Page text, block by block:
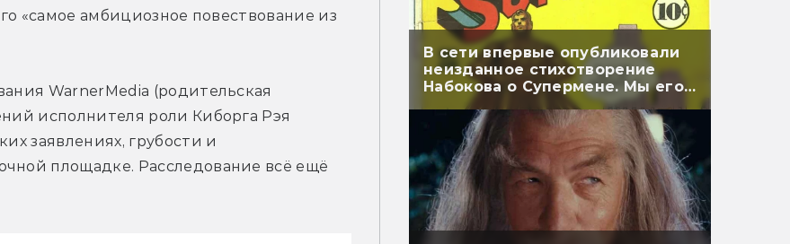
«самое амбициозное повествование из
WarnerMedia (родительская
исполнителя роли Киборга Рэя
заявлениях, грубости и
площадке. Расследование всё ещё
В сети впервые опубликовали
неизданное стихотворение
Набокова о Супермене. Мы его
перевели